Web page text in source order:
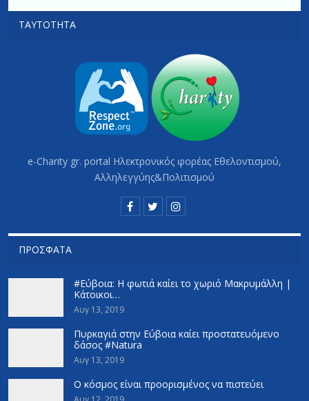
ΤΑΥΤΌΤΗΤΑ
e-Charity gr. portal Hλεκτρονικός φορέας Εθελοντισμού,
Αλληλεγγύης&Πολιτισμού
ΠΡΌΣΦΑΤΑ
#Εύβοια: Η φωτιά καίει το χωριό Μακρυμάλλη |
Κάτοικοι…
Αυγ 13, 2019
Πυρκαγιά στην Εύβοια καίει προστατευόμενο
δάσος #Natura
Αυγ 13, 2019
Ο κόσμος είναι προορισμένος να πιστεύει